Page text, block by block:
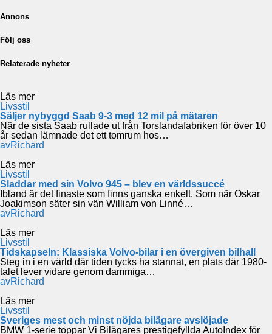
Annons
Följ oss
Relaterade nyheter
Läs mer
Livsstil
Säljer nybyggd Saab 9-3 med 12 mil på mätaren
När de sista Saab rullade ut från Torslandafabriken för över 10
år sedan lämnade det ett tomrum hos…
avRichard
Läs mer
Livsstil
Sladdar med sin Volvo 945 – blev en världssuccé
Ibland är det finaste som finns ganska enkelt. Som när Oskar
Joakimson säter sin vän William von Linné…
avRichard
Läs mer
Livsstil
Tidskapseln: Klassiska Volvo-bilar i en övergiven bilhall
Steg in i en värld där tiden tycks ha stannat, en plats där 1980-
talet lever vidare genom dammiga…
avRichard
Läs mer
Livsstil
Sveriges mest och minst nöjda bilägare avslöjade
BMW 1-serie toppar Vi Bilägares prestigefyllda AutoIndex för